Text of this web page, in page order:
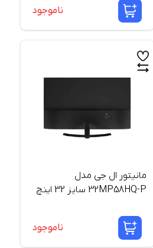
ناموجود
مانیتور ال جی مدل
32MP58HQ-P سایز 32 اینچ
ناموجود